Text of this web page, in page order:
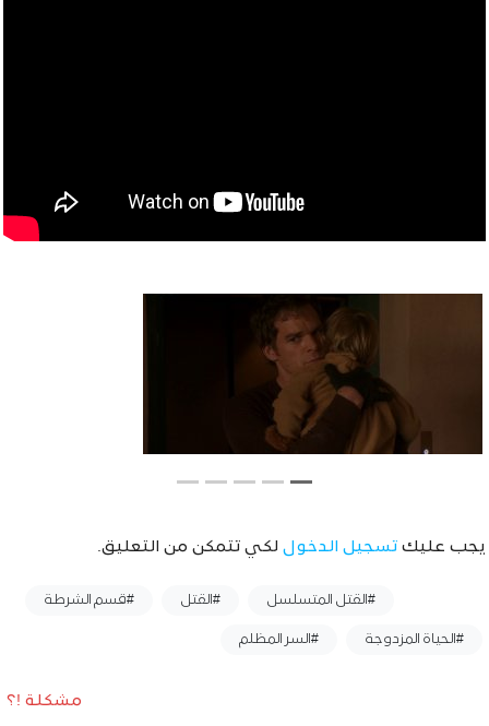
يجب عليك تسجيل الدخول لكي تتمكن من التعليق.
#القتل المتسلسل #القتل #قسم الشرطة
#الحياة المزدوجة #السر المظلم
مشكلة !؟